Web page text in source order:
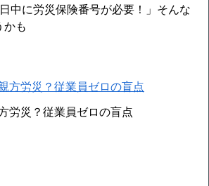
中に労災保険番号が必要！」そんな
かも
労災？従業員ゼロの盲点